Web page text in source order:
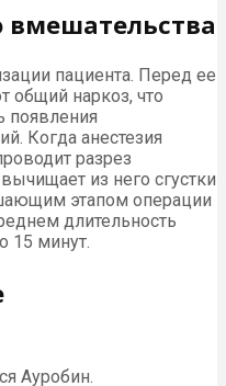
вмешательства
пациента. Перед ее
общий наркоз, что
появления
Когда анестезия
разрез
из него сгустки
этапом операции
длительность
15 минут.
Ауробин.